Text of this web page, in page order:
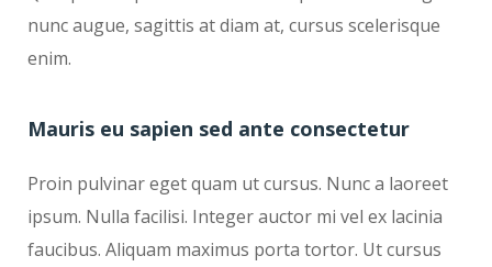
nunc augue, sagittis at diam at, cursus scelerisque
enim.
Mauris eu sapien sed ante consectetur
Proin pulvinar eget quam ut cursus. Nunc a laoreet
ipsum. Nulla facilisi. Integer auctor mi vel ex lacinia
faucibus. Aliquam maximus porta tortor. Ut cursus